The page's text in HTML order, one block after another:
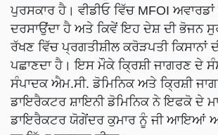
ਪੁਰਸਕਾਰ ਹੈ। ਵੀਡੀਓ ਵਿੱਚ MFOI
ਦਰਸਾਉਂਦਾ ਹੈ ਅਤੇ ਕਿਵੇਂ ਇਹ ਦੇਸ਼ ਦੀ ਭੋਜਨ
ਰੱਖਣ ਵਿੱਚ ਪ੍ਰਗਤੀਸ਼ੀਲ ਕਰੋੜਪਤੀ ਕਿਸਾਨਾਂ
ਪਛਾਣਦਾ ਹੈ। ਇਸ ਮੌਕੇ ਕ੍ਰਿਸ਼ੀ ਜਾਗਰਣ ਦੇ
ਸੰਪਾਦਕ ਐਮ.ਸੀ. ਡੋਮਿਨਿਕ ਅਤੇ ਕ੍ਰਿਸ਼ੀ
ਡਾਇਰੈਕਟਰ ਸ਼ਾਇਨੀ ਡੋਮਿਨਿਕ ਨੇ ਇਫਕੋ ਦੇ
ਡਾਇਰੈਕਟਰ ਯੋਗੇਂਦਰ ਕੁਮਾਰ ਨੂੰ ਜੀ ਆਇਆਂ